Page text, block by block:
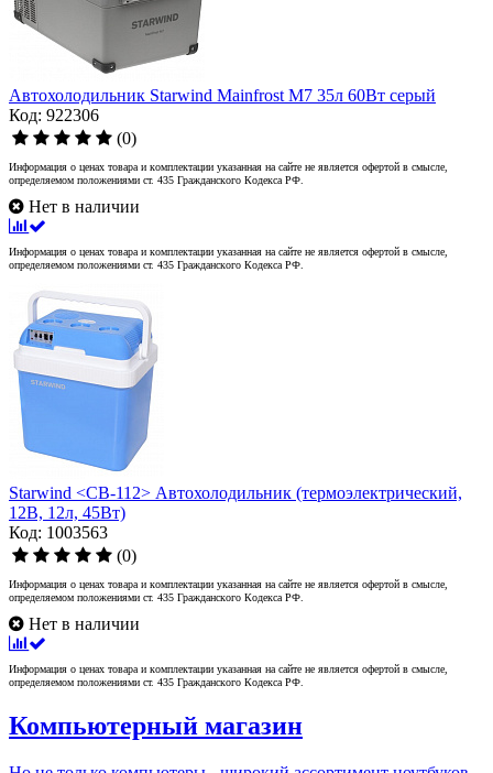
Автохолодильник Starwind Mainfrost M7 35л 60Вт серый
Код: 922306
(0)
Информация о ценах товара и комплектации указанная на сайте не является офертой в смысле,
определяемом положениями ст. 435 Гражданского Кодекса РФ.
Нет в наличии
Информация о ценах товара и комплектации указанная на сайте не является офертой в смысле,
определяемом положениями ст. 435 Гражданского Кодекса РФ.
Starwind <CB-112> Автохолодильник (термоэлектрический,
12В, 12л, 45Вт)
Код: 1003563
(0)
Информация о ценах товара и комплектации указанная на сайте не является офертой в смысле,
определяемом положениями ст. 435 Гражданского Кодекса РФ.
Нет в наличии
Информация о ценах товара и комплектации указанная на сайте не является офертой в смысле,
определяемом положениями ст. 435 Гражданского Кодекса РФ.
Компьютерный магазин